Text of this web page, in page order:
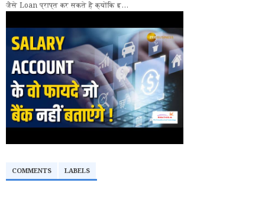
जैसे Loan प्राप्त कर सकते हैं क्योंकि इ...
COMMENTS LABELS